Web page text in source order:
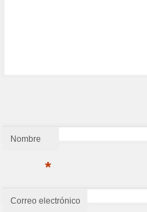
Nombre
*
Correo electrónico